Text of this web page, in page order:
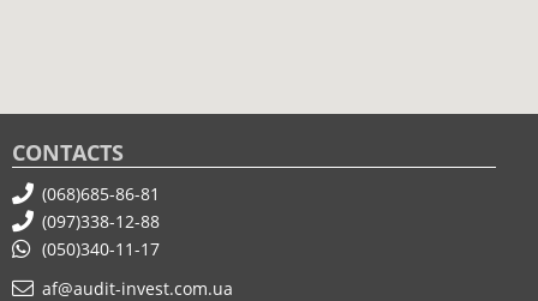
CONTACTS
(068)685-86-81
(097)338-12-88
(050)340-11-17
af@audit-invest.com.ua